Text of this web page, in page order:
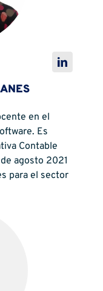
en el
Es
Contable
agosto 2021
para el sector